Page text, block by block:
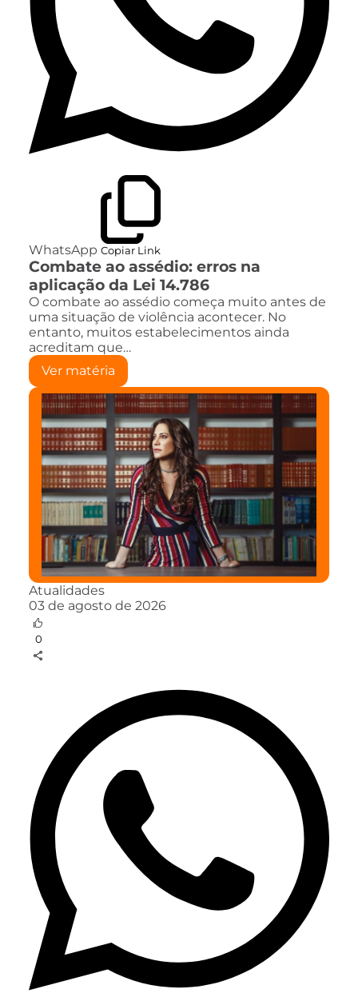
WhatsApp Copiar Link
Combate ao assédio: erros na
aplicação da Lei 14.786
O combate ao assédio começa muito antes de
uma situação de violência acontecer. No
entanto, muitos estabelecimentos ainda
acreditam que…
Ver matéria
Atualidades
03 de agosto de 2026
0